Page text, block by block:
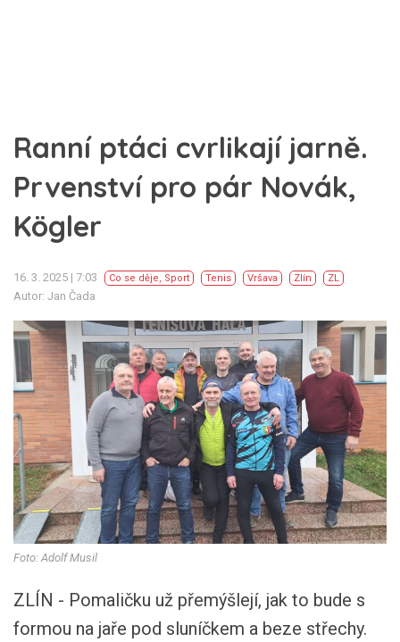
Ranní ptáci cvrlikají jarně.
Prvenství pro pár Novák,
Kögler
16. 3. 2025 | 7:03 Co se děje, Sport Tenis Vršava Zlín ZL
Autor: Jan Čada
Foto: Adolf Musil
ZLÍN - Pomaličku už přemýšlejí, jak to bude s
formou na jaře pod sluníčkem a beze střechy.